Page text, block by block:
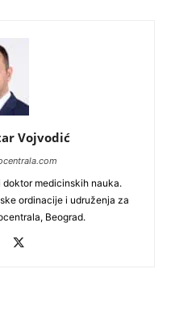
Vojvodić
doktor medicinskih nauka.
ordinacije i udruženja za
Beograd.